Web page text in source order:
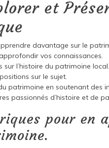
et
davantage sur le
vos connaissances.
l’histoire du patrimoine local.
sur le sujet.
patrimoine en soutenant des
passionnés d’histoire et de
pour en